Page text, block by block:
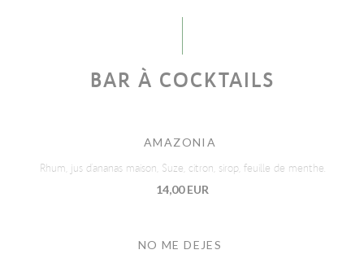
BAR À COCKTAILS
AMAZONIA
Rhum, jus d’ananas maison, Suze, citron, sirop, feuille de menthe.
14,00 EUR
NO ME DEJES